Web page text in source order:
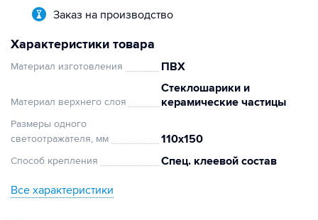
Заказ на производство
Характеристики товара
Материал изготовления ПВХ
Материал верхнего слоя
Стеклошарики и
керамические частицы
Размеры одного
светоотражателя, мм
110х150
Способ крепления Спец. клеевой состав
Все характеристики